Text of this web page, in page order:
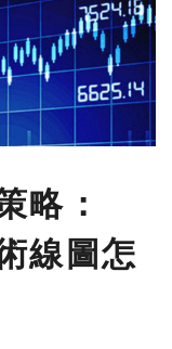
略：
線圖怎